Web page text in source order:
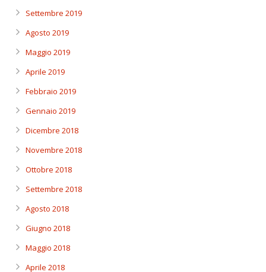
Settembre 2019
Agosto 2019
Maggio 2019
Aprile 2019
Febbraio 2019
Gennaio 2019
Dicembre 2018
Novembre 2018
Ottobre 2018
Settembre 2018
Agosto 2018
Giugno 2018
Maggio 2018
Aprile 2018